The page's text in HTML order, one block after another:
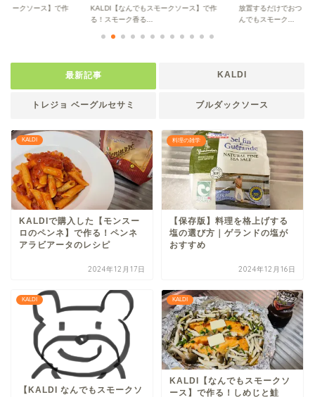
モークソース】で作
KALDI【なんでもスモークソース】で作
る！スモーク香る...
放置するだけでおつま
んでもスモーク...
最新記事 KALDI
トレジョ ベーグルセサミ ブルダックソース
KALDI
KALDIで購入した【モンスー
ロのペンネ】で作る！ペンネ
アラビアータのレシピ
2024年12月17日
料理の雑学
【保存版】料理を格上げする
塩の選び方｜ゲランドの塩が
おすすめ
2024年12月16日
KALDI
【KALDI なんでもスモークソ
KALDI
KALDI【なんでもスモークソ
ース】で作る！しめじと鮭